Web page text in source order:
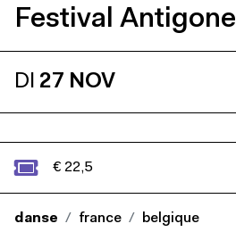
Festival Antigone
DI 27 NOV
€ 22,5
danse france belgique